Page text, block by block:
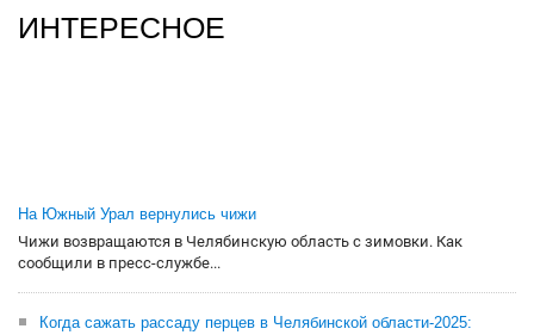
ИНТЕРЕСНОЕ
На Южный Урал вернулись чижи
Чижи возвращаются в Челябинскую область с зимовки. Как
сообщили в пресс-службе...
Когда сажать рассаду перцев в Челябинской области-2025: